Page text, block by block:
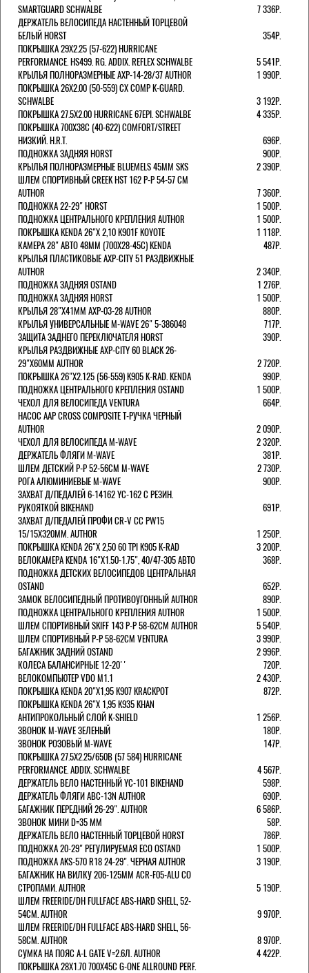
SMARTGUARD SCHWALBE
7 336Р.
ДЕРЖАТЕЛЬ ВЕЛОCИПЕДА НАСТЕННЫЙ ТОРЦЕВОЙ
БЕЛЫЙ HORST
354Р.
ПОКРЫШКА 29X2.25 (57-622) HURRICANE
PERFORMANCE. HS499. RG. ADDIX. REFLEX SCHWALBE
5 541Р.
КРЫЛЬЯ ПОЛНОРАЗМЕРНЫЕ AXP-14-28/37 AUTHOR
1 990Р.
ПОКРЫШКА 26X2.00 (50-559) CX COMP K-GUARD.
SCHWALBE
3 192Р.
ПОКРЫШКА 27.5X2.00 HURRICANE 67EPI. SCHWALBE
4 335Р.
ПОКРЫШКА 700X38С (40-622) COMFORT/STREET
НИЗКИЙ. H.R.T.
696Р.
ПОДНОЖКА ЗАДНЯЯ HORST
900Р.
КРЫЛЬЯ ПОЛНОРАЗМЕРНЫЕ BLUEMELS 45MM SKS
2 390Р.
ШЛЕМ СПОРТИВНЫЙ CREEK HST 162 Р-Р 54-57 СМ
AUTHOR
7 360Р.
ПОДНОЖКА 22-29" HORST
1 500Р.
ПОДНОЖКА ЦЕНТРАЛЬНОГО КРЕПЛЕНИЯ AUTHOR
1 500Р.
ПОКРЫШКА KENDA 26"Х 2,10 K901F KOYOTE
1 118Р.
КАМЕРА 28" АВТО 48ММ (700Х28-45С) KENDA
487Р.
КРЫЛЬЯ ПЛАСТИКОВЫЕ AXP-CITY 51 РАЗДВИЖНЫЕ
AUTHOR
2 340Р.
ПОДНОЖКА ЗАДНЯЯ OSTAND
1 276Р.
ПОДНОЖКА ЗАДНЯЯ HORST
1 500Р.
КРЫЛЬЯ 28"Х41ММ AXP-03-28 AUTHOR
880Р.
КРЫЛЬЯ УНИВЕРСАЛЬНЫЕ M-WAVE 26" 5-386048
717Р.
ЗАЩИТА ЗАДНЕГО ПЕРЕКЛЮЧАТЕЛЯ HORST
390Р.
КРЫЛЬЯ РАЗДВИЖНЫЕ AXP-CITY 60 BLACK 26-
29"Х60ММ AUTHOR
2 720Р.
ПОКРЫШКА 26"Х2.125 (56-559) K905 K-RAD. KENDA
990Р.
ПОДНОЖКА ЦЕНТРАЛЬНОГО КРЕПЛЕНИЯ OSTAND
1 500Р.
ЧЕХОЛ ДЛЯ ВЕЛОСИПЕДА VENTURA
664Р.
НАСОС AAP CROSS COMPOSITE Т-РУЧКА ЧЕРНЫЙ
AUTHOR
2 090Р.
ЧЕХОЛ ДЛЯ ВЕЛОСИПЕДА M-WAVE
2 320Р.
ДЕРЖАТЕЛЬ ФЛЯГИ M-WAVE
381Р.
ШЛЕМ ДЕТСКИЙ Р-Р 52-56СМ M-WAVE
2 730Р.
РОГА АЛЮМИНИЕВЫЕ M-WAVE
900Р.
ЗАХВАТ Д/ПЕДАЛЕЙ 6-14162 YC-162 С РЕЗИН.
РУКОЯТКОЙ BIKEHAND
691Р.
ЗАХВАТ Д/ПЕДАЛЕЙ ПРОФИ CR-V CC PW15
15/15X320ММ. AUTHOR
1 250Р.
ПОКРЫШКА KENDA 26"Х 2,50 60 TPI K905 K-RAD
3 200Р.
ВЕЛОКАМЕРА KENDA 16"Х1.50-1.75", 40/47-305 АВТО
368Р.
ПОДНОЖКА ДЕТСКИХ ВЕЛОСИПЕДОВ ЦЕНТРАЛЬНАЯ
OSTAND
652Р.
ЗАМОК ВЕЛОСИПЕДНЫЙ ПРОТИВОУГОННЫЙ AUTHOR
890Р.
ПОДНОЖКА ЦЕНТРАЛЬНОГО КРЕПЛЕНИЯ AUTHOR
1 500Р.
ШЛЕМ СПОРТИВНЫЙ SKIFF 143 Р-Р 58-62СМ AUTHOR
5 540Р.
ШЛЕМ СПОРТИВНЫЙ Р-Р 58-62СМ VENTURA
3 990Р.
БАГАЖНИК ЗАДНИЙ OSTAND
2 996Р.
КОЛЕСА БАЛАНСИРНЫЕ 12-20''
720Р.
ВЕЛОКОМПЬЮТЕР VDO M1.1
2 430Р.
ПОКРЫШКА KENDA 20"Х1,95 K907 KRACKPOT
872Р.
ПОКРЫШКА KENDA 26"Х 1,95 K935 KHAN
АНТИПРОКОЛЬНЫЙ СЛОЙ K-SHIELD
1 256Р.
ЗВОНОК M-WAVE ЗЕЛЕНЫЙ
180Р.
ЗВОНОК РОЗОВЫЙ M-WAVE
147Р.
ПОКРЫШКА 27.5X2.25/650B (57 584) HURRICANE
PERFORMANCE. ADDIX. SCHWALBE
4 567Р.
ДЕРЖАТЕЛЬ ВЕЛО НАСТЕННЫЙ YC-101 BIKEHAND
598Р.
ДЕРЖАТЕЛЬ ФЛЯГИ ABC-13N AUTHOR
690Р.
БАГАЖНИК ПЕРЕДНИЙ 26-29". AUTHOR
6 586Р.
ЗВОНОК МИНИ D=35 ММ
58Р.
ДЕРЖАТЕЛЬ ВЕЛО НАСТЕННЫЙ ТОРЦЕВОЙ HORST
786Р.
ПОДНОЖКА 20-29" РЕГУЛИРУЕМАЯ ECO OSTAND
1 500Р.
ПОДНОЖКА AKS-570 R18 24-29". ЧЕРНАЯ AUTHOR
3 190Р.
БАГАЖНИК НА ВИЛКУ 206-125ММ ACR-F05-ALU СО
СТРОПАМИ. AUTHOR
5 190Р.
ШЛЕМ FREERIDE/DH FULLFACE ABS-HARD SHELL, 52-
54СМ. AUTHOR
9 970Р.
ШЛЕМ FREERIDE/DH FULLFACE ABS-HARD SHELL, 56-
58СМ. AUTHOR
8 970Р.
СУМКА НА ПОЯС A-L GATE V=2.6Л. AUTHOR
4 422Р.
ПОКРЫШКА 28X1.70 700X45C G-ONE ALLROUND PERF.